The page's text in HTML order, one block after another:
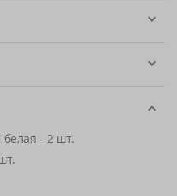
белая - 2 шт.